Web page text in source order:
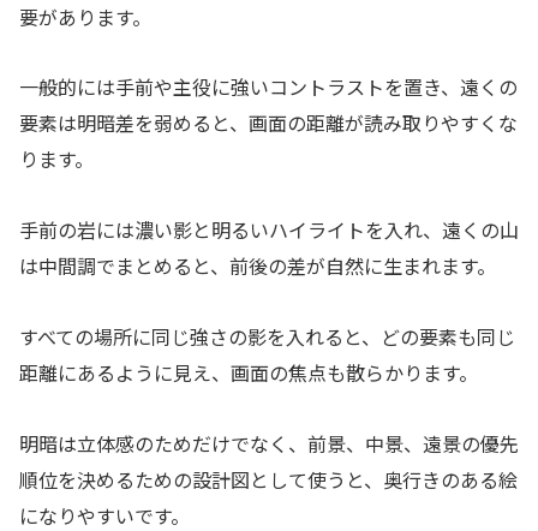
要があります。
一般的には手前や主役に強いコントラストを置き、遠くの
要素は明暗差を弱めると、画面の距離が読み取りやすくな
ります。
手前の岩には濃い影と明るいハイライトを入れ、遠くの山
は中間調でまとめると、前後の差が自然に生まれます。
すべての場所に同じ強さの影を入れると、どの要素も同じ
距離にあるように見え、画面の焦点も散らかります。
明暗は立体感のためだけでなく、前景、中景、遠景の優先
順位を決めるための設計図として使うと、奥行きのある絵
になりやすいです。